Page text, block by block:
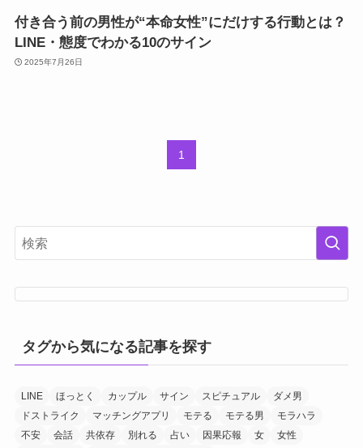
付き合う前の男性が“本命女性”にだけする行動とは？
LINE・態度でわかる10のサイン
2025年7月26日
1
タグから気になる記事を探す
LINE ほっとく カップル サイン スピチュアル
ダメ男
ドストライク
マッチングアプリ モテる モテる男
モラハラ
不安
会話 共依存 別れる 占い 因果応報 女
女性